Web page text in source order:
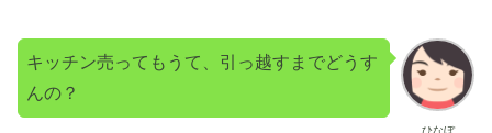
ひなぼ
キッチン売ってもうて、引っ越すまでどうす
んの？